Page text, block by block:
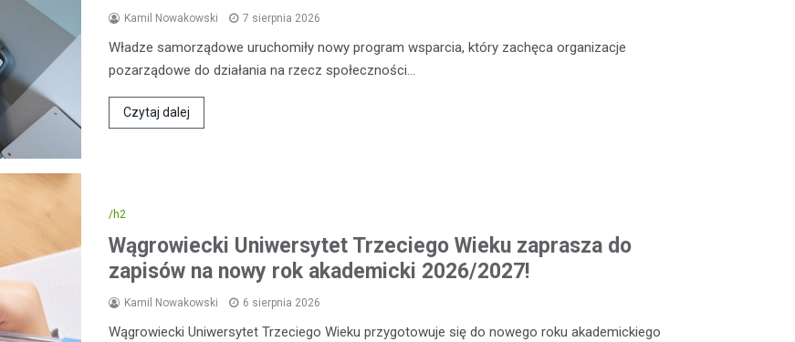
Kamil Nowakowski 7 sierpnia 2026
Władze samorządowe uruchomiły nowy program wsparcia, który zachęca organizacje
pozarządowe do działania na rzecz społeczności…
Czytaj dalej
/h2
Wągrowiecki Uniwersytet Trzeciego Wieku zaprasza do
zapisów na nowy rok akademicki 2026/2027!
Kamil Nowakowski 6 sierpnia 2026
Wągrowiecki Uniwersytet Trzeciego Wieku przygotowuje się do nowego roku akademickiego